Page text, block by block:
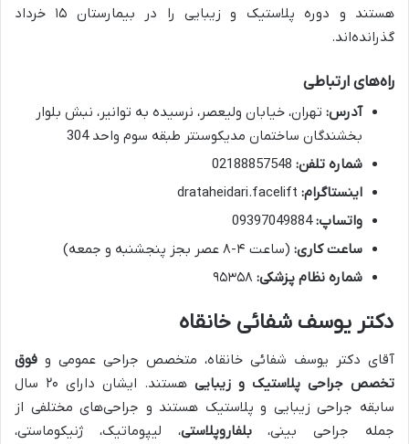
هستند و دوره پلاستیک و زیبایی را در بیمارستان ۱۵ خرداد
گذرانده‌اند.
راه‌های ارتباطی
آدرس: تهران، خیابان ولیعصر، نرسیده به توانیر، نبش بلوار
بخشندگان ساختمان مدیکوسنتر طبقه سوم واحد 304
شماره تلفن:
اینستاگرام:
واتساپ:09397049884
ساعت کاری: (ساعت ۴-۸ عصر بجز پنجشنبه و جمعه)
شماره نظام پزشکی:
دکتر یوسف شفائی خانقاه
آقای دکتر یوسف شفائی خانقاه، متخصص جراحی عمومی و فوق
تخصص جراحی پلاستیک و زیبایی
هستند. ایشان دارای ۲۰ سال
سابقه جراحی زیبایی و پلاستیک هستند و جراحی‌های مختلفی از
جمله جراحی بینی،بلفاروپلاستی، لیپوماتیک، ژنیکوماستی،